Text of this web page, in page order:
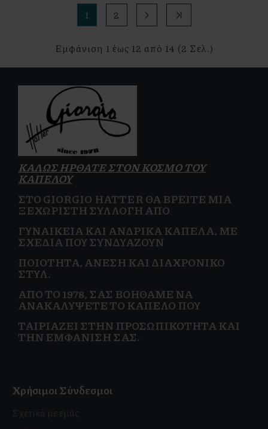
1 2 > >|
Εμφάνιση 1 έως 12 από 14 (2 Σελ.)
ΚΑΛΩΣ ΗΡΘΑΤΕ ΣΤΟΝ ΚΟΣΜΟ ΤΟΥ
ΚΑΠΕΛΟΥ
ΣΤΟ GIORGIO HATTER ΘΑ ΒΡΕΊΤΕ ΜΙΑ
ΞΕΧΩΡΙΣΤΉ ΣΥΛΛΟΓΉ ΑΠΌ
ΓΥΝΑΙΚΕΊΑΚΑΙΑΝΔΡΙΚΆ ΚΑΠΈΛΑ, ΜΕ
ΣΧΈΔΙΑ ΠΟΥ ΣΥΝΔΥΆΖΟΥΝ
ΠΟΙΌΤΗΤΑ, ΆΝΕΣΗ ΚΑΙΔΙΑΧΡΟΝΙΚΌ
ΣΤΥΛ.
ΑΠΌ ΤΟ 1978, ΣΑΣ ΒΟΗΘΆΜΕ ΝΑ
ΑΝΑΚΑΛΎΨΕΤΕ ΤΟ ΚΑΠΈΛΟ ΠΟΥ
ΤΑΙΡΙΆΖΕΙ ΣΤΗΝΠΡΟΣΩΠΙΚΌΤΗΤΑ ΚΑΙ
ΤΗΝ ΕΜΦΆΝΙΣΗ ΣΑΣ.
Χρήσιμοι Σύνδεσμοι
Σχετικά με εμάς